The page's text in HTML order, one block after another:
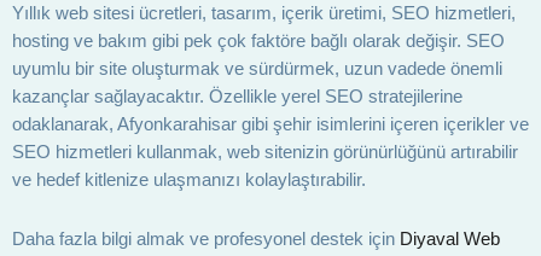
Yıllık web sitesi ücretleri, tasarım, içerik üretimi, SEO hizmetleri,
hosting ve bakım gibi pek çok faktöre bağlı olarak değişir. SEO
uyumlu bir site oluşturmak ve sürdürmek, uzun vadede önemli
kazançlar sağlayacaktır. Özellikle yerel SEO stratejilerine
odaklanarak, Afyonkarahisar gibi şehir isimlerini içeren içerikler ve
SEO hizmetleri kullanmak, web sitenizin görünürlüğünü artırabilir
ve hedef kitlenize ulaşmanızı kolaylaştırabilir.
Daha fazla bilgi almak ve profesyonel destek için Diyaval Web